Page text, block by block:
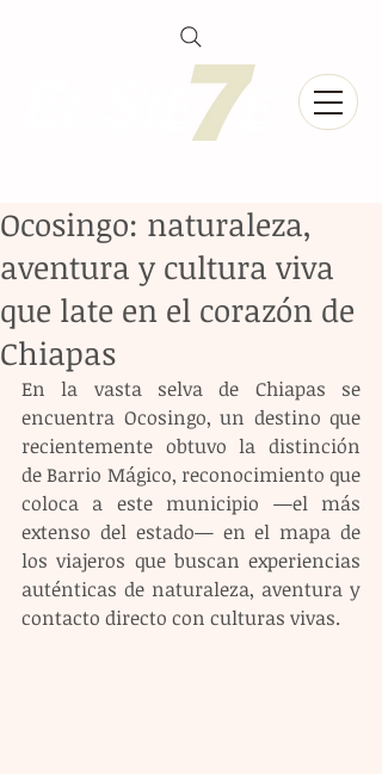
Ocosingo: naturaleza,
aventura y cultura viva
que late en el corazón de
Chiapas
En la vasta selva de Chiapas se
encuentra Ocosingo, un destino que
recientemente obtuvo la distinción
de Barrio Mágico, reconocimiento que
coloca a este municipio —el más
extenso del estado— en el mapa de
los viajeros que buscan experiencias
auténticas de naturaleza, aventura y
contacto directo con culturas vivas.